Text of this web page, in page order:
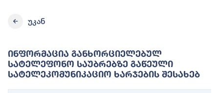
უკან
Ინფორმაცია Განხორციელებულ
Სატელეფონო Საუბრებზე Გაწეული
Სატელეკომუნიკაციო Ხარჯების Შესახებ